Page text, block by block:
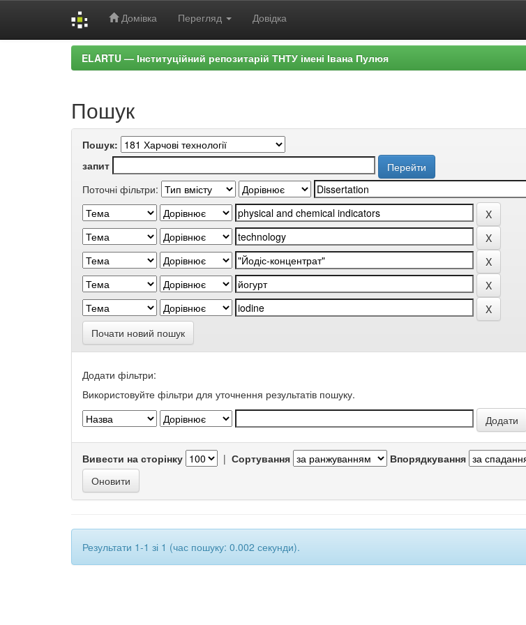
Домівка Перегляд Довідка
ELARTU — Інституційний репозитарій ТНТУ імені Івана Пулюя
Пошук
Пошук:
запит
Поточні фільтри:
Почати новий пошук
Додати фільтри:
Використовуйте фільтри для уточнення результатів пошуку.
Вивести на сторінку | Сортування Впорядкування
Результати 1-1 зі 1 (час пошуку: 0.002 секунди).